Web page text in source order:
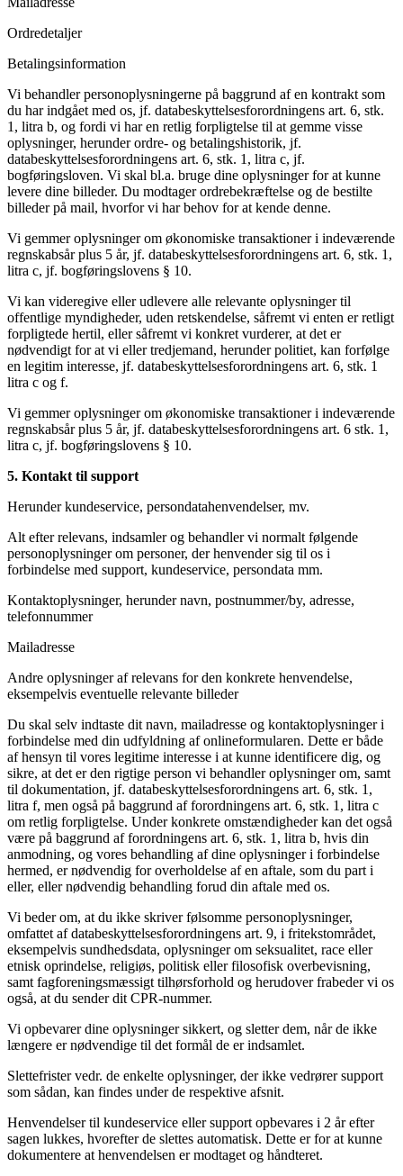
Ordredetaljer
Betalingsinformation
Vi behandler personoplysningerne på baggrund af en kontrakt som
du har indgået med os, jf. databeskyttelsesforordningens art. 6, stk.
1, litra b, og fordi vi har en retlig forpligtelse til at gemme visse
oplysninger, herunder ordre- og betalingshistorik, jf.
databeskyttelsesforordningens art. 6, stk. 1, litra c, jf.
bogføringsloven. Vi skal bl.a. bruge dine oplysninger for at kunne
levere dine billeder. Du modtager ordrebekræftelse og de bestilte
billeder på mail, hvorfor vi har behov for at kende denne.
Vi gemmer oplysninger om økonomiske transaktioner i indeværende
regnskabsår plus 5 år, jf. databeskyttelsesforordningens art. 6, stk. 1,
litra c, jf. bogføringslovens § 10.
Vi kan videregive eller udlevere alle relevante oplysninger til
offentlige myndigheder, uden retskendelse, såfremt vi enten er retligt
forpligtede hertil, eller såfremt vi konkret vurderer, at det er
nødvendigt for at vi eller tredjemand, herunder politiet, kan forfølge
en legitim interesse, jf. databeskyttelsesforordningens art. 6, stk. 1
litra c og f.
Vi gemmer oplysninger om økonomiske transaktioner i indeværende
regnskabsår plus 5 år, jf. databeskyttelsesforordningens art. 6 stk. 1,
litra c, jf. bogføringslovens § 10.
5. Kontakt til support
Herunder kundeservice, persondatahenvendelser, mv.
Alt efter relevans, indsamler og behandler vi normalt følgende
personoplysninger om personer, der henvender sig til os i
forbindelse med support, kundeservice, persondata mm.
Kontaktoplysninger, herunder navn, postnummer/by, adresse,
telefonnummer
Mailadresse
Andre oplysninger af relevans for den konkrete henvendelse,
eksempelvis eventuelle relevante billeder
Du skal selv indtaste dit navn, mailadresse og kontaktoplysninger i
forbindelse med din udfyldning af onlineformularen. Dette er både
af hensyn til vores legitime interesse i at kunne identificere dig, og
sikre, at det er den rigtige person vi behandler oplysninger om, samt
til dokumentation, jf. databeskyttelsesforordningens art. 6, stk. 1,
litra f, men også på baggrund af forordningens art. 6, stk. 1, litra c
om retlig forpligtelse. Under konkrete omstændigheder kan det også
være på baggrund af forordningens art. 6, stk. 1, litra b, hvis din
anmodning, og vores behandling af dine oplysninger i forbindelse
hermed, er nødvendig for overholdelse af en aftale, som du part i
eller, eller nødvendig behandling forud din aftale med os.
Vi beder om, at du ikke skriver følsomme personoplysninger,
omfattet af databeskyttelsesforordningens art. 9, i fritekstområdet,
eksempelvis sundhedsdata, oplysninger om seksualitet, race eller
etnisk oprindelse, religiøs, politisk eller filosofisk overbevisning,
samt fagforeningsmæssigt tilhørsforhold og herudover frabeder vi os
også, at du sender dit CPR-nummer.
Vi opbevarer dine oplysninger sikkert, og sletter dem, når de ikke
længere er nødvendige til det formål de er indsamlet.
Slettefrister vedr. de enkelte oplysninger, der ikke vedrører support
som sådan, kan findes under de respektive afsnit.
Henvendelser til kundeservice eller support opbevares i 2 år efter
sagen lukkes, hvorefter de slettes automatisk. Dette er for at kunne
dokumentere at henvendelsen er modtaget og håndteret.